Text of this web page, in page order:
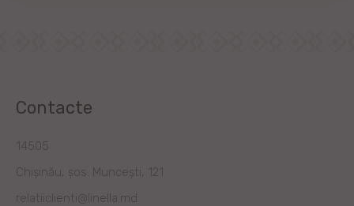
Contacte
14505
Chișinău, șos. Muncești, 121
relatiiclienti@linella.md